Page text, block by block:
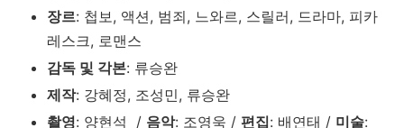
장르: 첩보, 액션, 범죄, 느와르, 스릴러, 드라마, 피카
레스크, 로맨스
감독 및 각본: 류승완
제작: 강혜정, 조성민, 류승완
촬영: 양현석 / 음악: 조영욱 / 편집: 배연태 / 미술: